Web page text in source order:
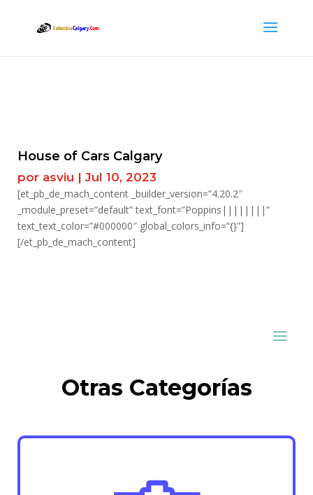
House of Cars Calgary
por asviu | Jul 10, 2023
[et_pb_de_mach_content _builder_version=”4.20.2″
_module_preset=”default” text_font=”Poppins||||||||”
text_text_color=”#000000″ global_colors_info=”{}”]
[/et_pb_de_mach_content]
Otras Categorías